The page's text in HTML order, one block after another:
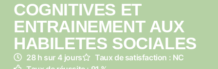
COGNITIVES ET
ENTRAINEMENT AUX
HABILETES SOCIALES
28 h sur 4 jours
Taux de satisfaction : NC